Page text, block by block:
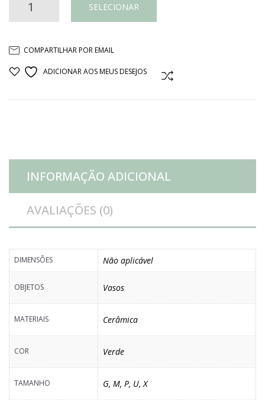
cerâmica
SELECIONAR
COMPARTILHAR POR EMAIL
ADICIONAR AOS MEUS DESEJOS
INFORMAÇÃO ADICIONAL
AVALIAÇÕES (0)
DIMENSÕES Não aplicável
OBJETOS Vasos
MATERIAIS Cerâmica
COR Verde
TAMANHO G, M, P, U,X